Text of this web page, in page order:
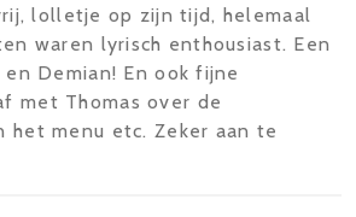
lolletje op zijn tijd, helemaal
waren lyrisch enthousiast. Een
en Demian! En ook fijne
met Thomas over de
het menu etc. Zeker aan te